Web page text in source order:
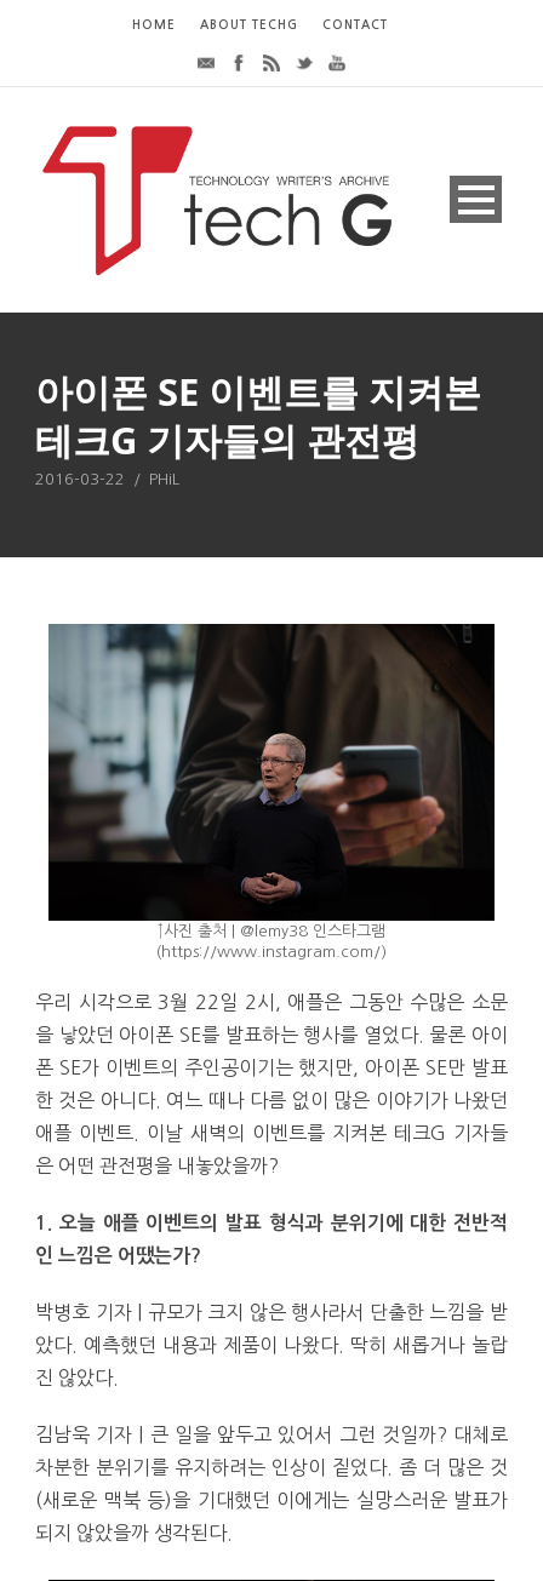
HOME ABOUT TECHG CONTACT
아이폰 SE 이벤트를 지켜본
테크G 기자들의 관전평
2016-03-22 / PHiL
↑사진 출처 | @lemy38 인스타그램
(https://www.instagram.com/)
우리 시각으로 3월 22일 2시, 애플은 그동안 수많은 소문
을 낳았던 아이폰 SE를 발표하는 행사를 열었다. 물론 아이
폰 SE가 이벤트의 주인공이기는 했지만, 아이폰 SE만 발표
한 것은 아니다. 여느 때나 다름 없이 많은 이야기가 나왔던
애플 이벤트. 이날 새벽의 이벤트를 지켜본 테크G 기자들
은 어떤 관전평을 내놓았을까?
1. 오늘 애플 이벤트의 발표 형식과 분위기에 대한 전반적
인 느낌은 어땠는가?
박병호 기자 | 규모가 크지 않은 행사라서 단출한 느낌을 받
았다. 예측했던 내용과 제품이 나왔다. 딱히 새롭거나 놀랍
진 않았다.
김남욱 기자 | 큰 일을 앞두고 있어서 그런 것일까? 대체로
차분한 분위기를 유지하려는 인상이 짙었다. 좀 더 많은 것
(새로운 맥북 등)을 기대했던 이에게는 실망스러운 발표가
되지 않았을까 생각된다.